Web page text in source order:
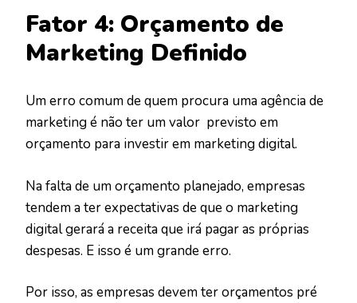
Fator 4: Orçamento de
Marketing Definido
Um erro comum de quem procura uma agência de
marketing é não ter um valor previsto em
orçamento para investir em marketing digital.
Na falta de um orçamento planejado, empresas
tendem a ter expectativas de que o marketing
digital gerará a receita que irá pagar as próprias
despesas. E isso é um grande erro.
Por isso, as empresas devem ter orçamentos pré